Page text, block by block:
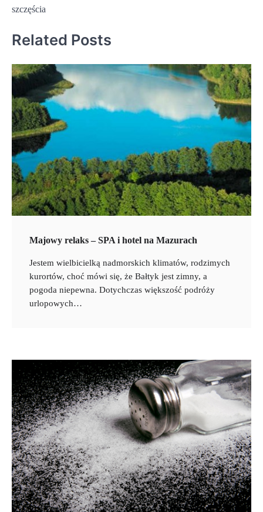
szczęścia
Related Posts
Majowy relaks – SPA i hotel na Mazurach
Jestem wielbicielką nadmorskich klimatów, rodzimych
kurortów, choć mówi się, że Bałtyk jest zimny, a
pogoda niepewna. Dotychczas większość podróży
urlopowych…